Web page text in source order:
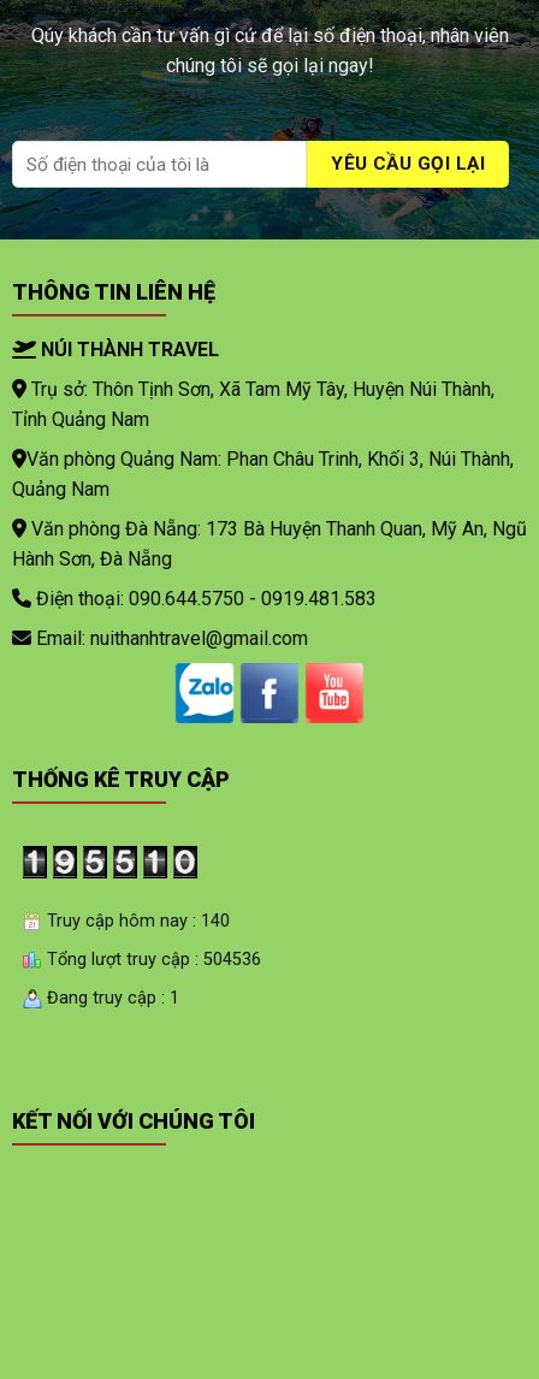
Qúy khách cần tư vấn gì cứ để lại số điện thoại, nhân viên
chúng tôi sẽ gọi lại ngay!
THÔNG TIN LIÊN HỆ
NÚI THÀNH TRAVEL
Trụ sở: Thôn Tịnh Sơn, Xã Tam Mỹ Tây, Huyện Núi Thành,
Tỉnh Quảng Nam
Văn phòng Quảng Nam: Phan Châu Trinh, Khối 3, Núi Thành,
Quảng Nam
Văn phòng Đà Nẵng: 173 Bà Huyện Thanh Quan, Mỹ An, Ngũ
Hành Sơn, Đà Nẵng
Điện thoại: 090.644.5750 - 0919.481.583
Email: nuithanhtravel@gmail.com
THỐNG KÊ TRUY CẬP
Truy cập hôm nay : 140
Tổng lượt truy cập : 504536
Đang truy cập : 1
KẾT NỐI VỚI CHÚNG TÔI